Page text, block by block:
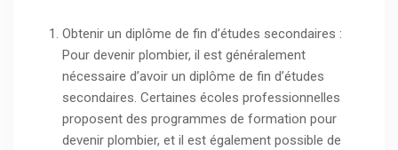
Obtenir un diplôme de fin d’études secondaires :
Pour devenir plombier, il est généralement
nécessaire d’avoir un diplôme de fin d’études
secondaires. Certaines écoles professionnelles
proposent des programmes de formation pour
devenir plombier, et il est également possible de